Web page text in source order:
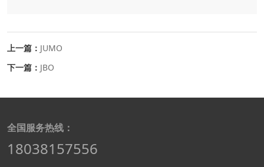
上一篇： JUMO
下一篇： JBO
全国服务热线：
18038157556